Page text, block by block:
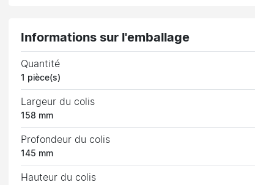
Informations sur l'emballage
Quantité
1 pièce(s)
Largeur du colis
158 mm
Profondeur du colis
145 mm
Hauteur du colis